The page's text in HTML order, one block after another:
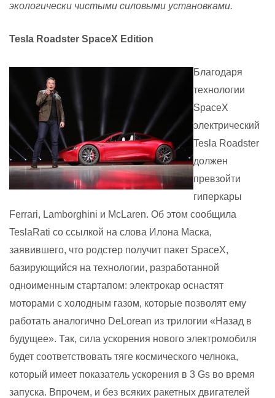
экологически чистыми силовыми установками.
Tesla Roadster SpaceX Edition
Благодаря
технологии
SpaceX
электрический
Tesla Roadster
должен
превзойти
гиперкары
Ferrari, Lamborghini и McLaren. Об этом сообщила
TeslaRati со ссылкой на слова Илона Маска,
заявившего, что родстер получит пакет SpaceX,
базирующийся на технологии, разработанной
одноименным стартапом: электрокар оснастят
моторами с холодным газом, которые позволят ему
работать аналогично DeLorean из трилогии «Назад в
будущее». Так, сила ускорения нового электромобиля
будет соответствовать тяге космического челнока,
который имеет показатель ускорения в 3 Gs во время
запуска. Впрочем, и без всяких ракетных двигателей